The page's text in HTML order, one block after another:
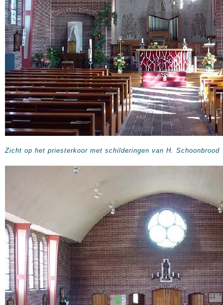
Zicht op het priesterkoor met schilderingen van H. Schoonbrood